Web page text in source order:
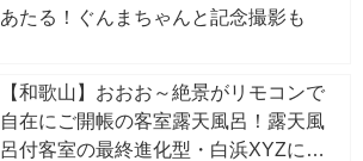
あたる！ぐんまちゃんと記念撮影も
【和歌山】おおお～絶景がリモコンで
自在にご開帳の客室露天風呂！露天風
呂付客室の最終進化型・白浜XYZに泊